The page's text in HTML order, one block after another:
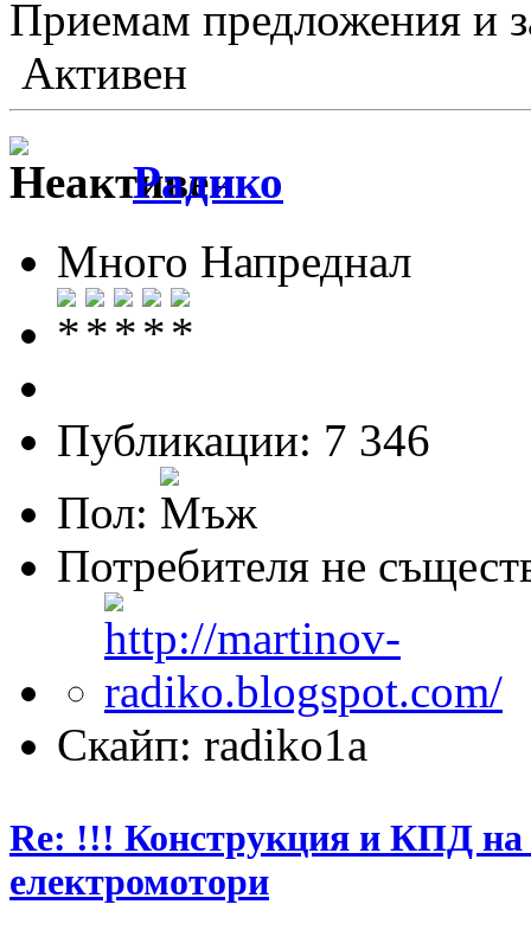
Приемам предложения и
Активен
Радико
Много Напреднал
Публикации: 7 346
Пол:
Потребителя не
Скайп: radiko1a
Re: !!! Конструкция и КПД на
електромотори